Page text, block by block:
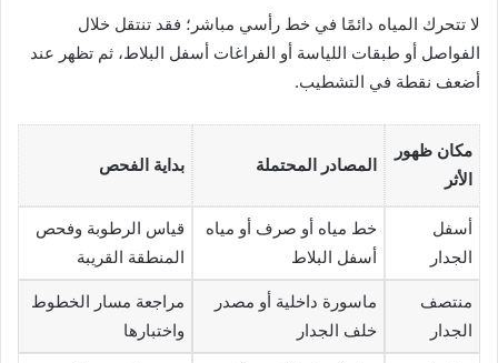
لا تتحرك المياه دائمًا في خط رأسي مباشر؛ فقد تنتقل خلال
الفواصل أو طبقات اللياسة أو الفراغات أسفل البلاط، ثم تظهر عند
أضعف نقطة في التشطيب.
مكان ظهور
الأثر
المصادر المحتملة بداية الفحص
أسفل
الجدار
خط مياه أو صرف أو مياه
أسفل البلاط
قياس الرطوبة وفحص
المنطقة القريبة
منتصف
الجدار
ماسورة داخلية أو مصدر
خلف الجدار
مراجعة مسار الخطوط
واختبارها